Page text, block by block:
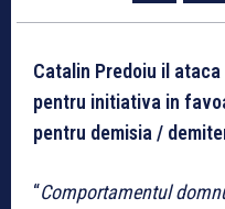
Catalin Predoiu il
pentru initiativa in
pentru demisia /
“Comportamentul